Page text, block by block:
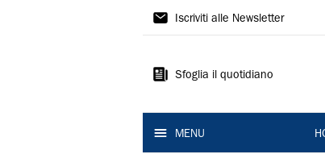
La
Ferrara
Iscriviti alle Newsletter
Sfoglia il quotidiano
MENU